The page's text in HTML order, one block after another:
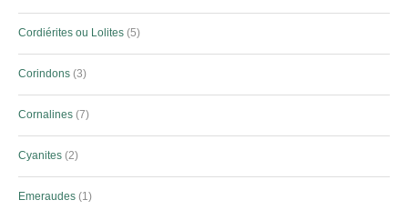
Cordiérites ou Lolites 5
Corindons 3
Cornalines 7
Cyanites 2
Emeraudes 1